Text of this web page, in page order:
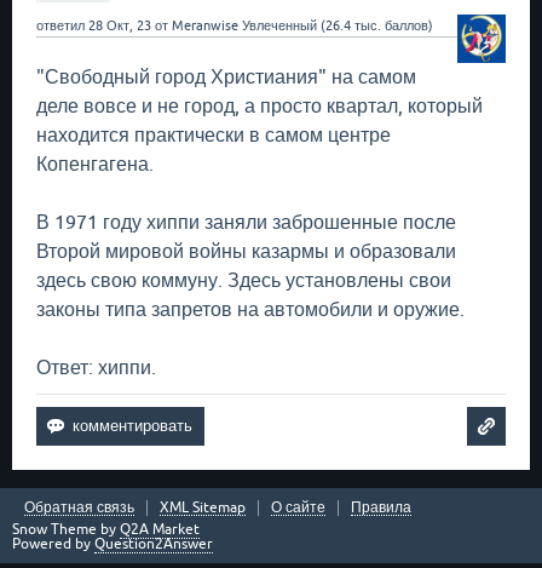
ответил 28 Окт, 23 от Meranwise Увлеченный (26.4 тыс. баллов)
"Свободный город Христиания" на самом
деле вовсе и не город, а просто квартал, который
находится практически в самом центре
Копенгагена.
В 1971 году хиппи заняли заброшенные после
Второй мировой войны казармы и образовали
здесь свою коммуну. Здесь установлены свои
законы типа запретов на автомобили и оружие.
Ответ: хиппи.
Обратная связь XML Sitemap О сайте
Правила
Snow Theme by Q2A Market
Powered by Question2Answer